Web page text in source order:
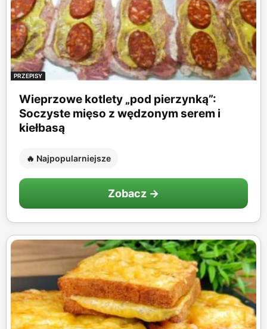
PRZEPISY
Wieprzowe kotlety „pod pierzynką”:
Soczyste mięso z wędzonym serem i
kiełbasą
🔥 Najpopularniejsze
Zobacz →